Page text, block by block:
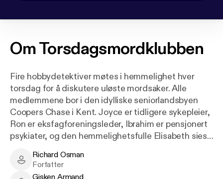
OmTorsdagsmordklubben
Fire hobbydetektiver møtes i hemmelighet hver
torsdag for å diskutere uløste mordsaker. Alle
medlemmene bor i den idylliske seniorlandsbyen
Coopers Chase i Kent. Joyce er tidligere sykepleier,
Ron er eksfagforeningsleder, Ibrahim er pensjonert
psykiater, og den hemmelighetsfulle Elisabeth sies
landsbyen, og Torsdagsmordklubben får en ekte sak
med et ekte lik i fanget. Og der ute et sted finnes
Richard Osman - Author
Richard Osman
Forfatter
Gisken Armand